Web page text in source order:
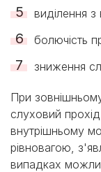
виділення з
болючість
зниження
При
слуховий
внутрішньому
рівновагою,
випадках